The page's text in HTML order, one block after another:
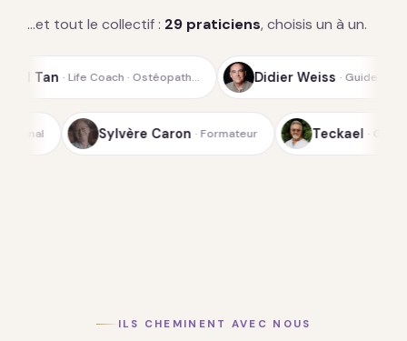
…et tout le collectif : 29 praticiens, choisis un à un.
· Ostéopath… Didier Weiss · Guide spirituel de la…
· Médium-canal Sylvère Caron · Formateur
ILS CHEMINENT AVEC NOUS